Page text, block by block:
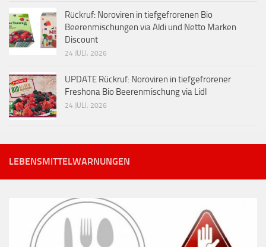
Rückruf: Noroviren in tiefgefrorenen Bio
Beerenmischungen via Aldi und Netto Marken
Discount
24 JULI, 2026
UPDATE Rückruf: Noroviren in tiefgefrorener
Freshona Bio Beerenmischung via Lidl
24 JULI, 2026
LEBENSMITTELWARNUNGEN